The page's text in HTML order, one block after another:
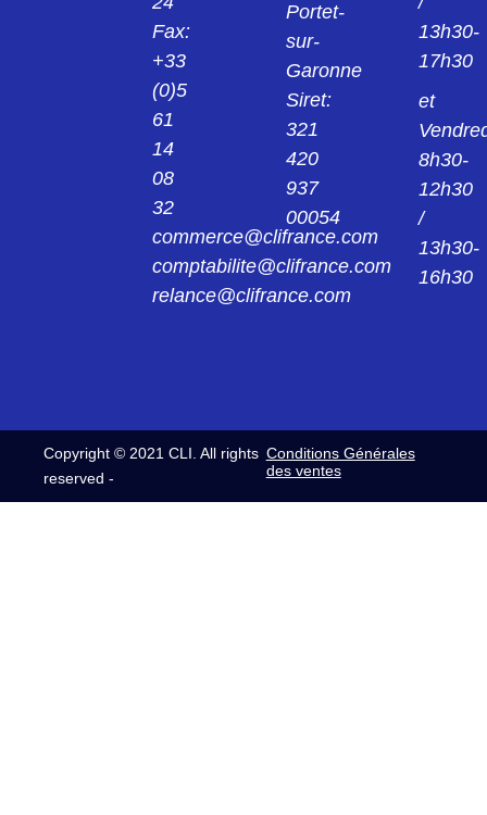
Fax:
+33
(0)5
61
14
08
32
commerce@clifrance.com
comptabilite@clifrance.com
relance@clifrance.com
Portet-
sur-
Garonne
Siret:
321
420
937
00054
13h30-
17h30
et
8h30-
12h30
/
13h30-
16h30
Copyright © 2021 CLI. All rights
reserved -
Conditions Générales
des ventes